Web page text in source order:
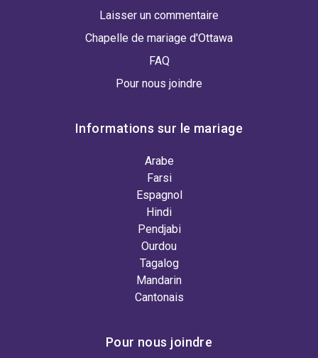
Laisser un commentaire
Chapelle de mariage d'Ottawa
FAQ
Pour nous joindre
Informations sur le mariage
Arabe
Farsi
Espagnol
Hindi
Pendjabi
Ourdou
Tagalog
Mandarin
Cantonais
Pour nous joindre